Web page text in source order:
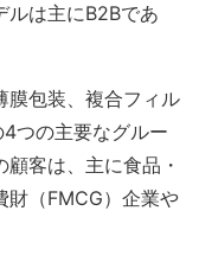
ルは主にB2Bであ
膜包装、複合フィル
つの主要なグルー
客は、主に食品・
財（FMCG）企業や